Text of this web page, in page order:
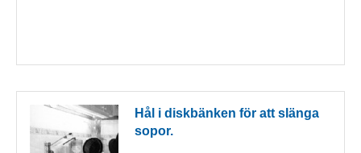
Hål i diskbänken för att slänga
sopor.